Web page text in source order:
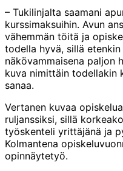
– Tukilinjalta saamani
kurssimaksuihin. Avun
vähemmän töitä ja
todella hyvä, sillä
näkövammaisena paljon
kuva nimittäin todellakin
sanaa.
Vertanen kuvaa
ruljanssiksi, sillä
työskenteli yrittäjänä ja
Kolmantena
opinnäytetyö.